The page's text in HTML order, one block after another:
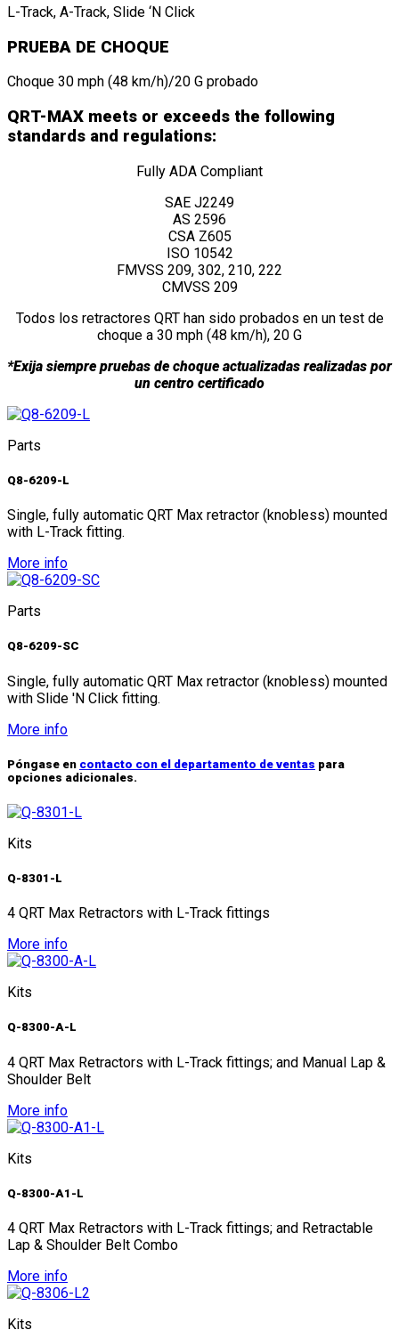
L-Track, A-Track, Slide ‘N Click
PRUEBA DE CHOQUE
Choque 30 mph (48 km/h)/20 G probado
QRT-MAX meets or exceeds the following
standards and regulations:
Fully ADA Compliant
SAE J2249
AS 2596
CSA Z605
ISO 10542
FMVSS 209, 302, 210, 222
CMVSS 209
Todos los retractores QRT han sido probados en un test de
choque a 30 mph (48 km/h), 20 G
*Exija siempre pruebas de choque actualizadas realizadas por
un centro certificado
Parts
Q8-6209-L
Single, fully automatic QRT Max retractor (knobless) mounted
with L-Track fitting.
More info
Parts
Q8-6209-SC
Single, fully automatic QRT Max retractor (knobless) mounted
with Slide 'N Click fitting.
More info
Póngase en contacto con el departamento de ventas para
opciones adicionales.
Kits
Q-8301-L
4 QRT Max Retractors with L-Track fittings
More info
Kits
Q-8300-A-L
4 QRT Max Retractors with L-Track fittings; and Manual Lap &
Shoulder Belt
More info
Kits
Q-8300-A1-L
4 QRT Max Retractors with L-Track fittings; and Retractable
Lap & Shoulder Belt Combo
More info
Kits